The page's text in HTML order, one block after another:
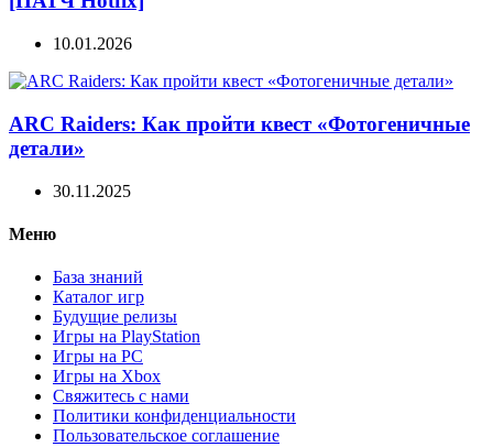
10.01.2026
ARC Raiders: Как пройти квест «Фотогеничные
детали»
30.11.2025
Меню
База знаний
Каталог игр
Будущие релизы
Игры на PlayStation
Игры на PC
Игры на Xbox
Свяжитесь с нами
Политики конфиденциальности
Пользовательское соглашение